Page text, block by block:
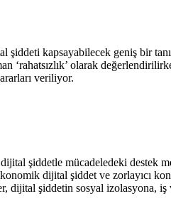
kapsayabilecek geniş bir
olarak
veriliyor.
şiddetle mücadeledeki destek
dijital şiddet ve zorlayıcı
şiddetin sosyal izolasyona, iş